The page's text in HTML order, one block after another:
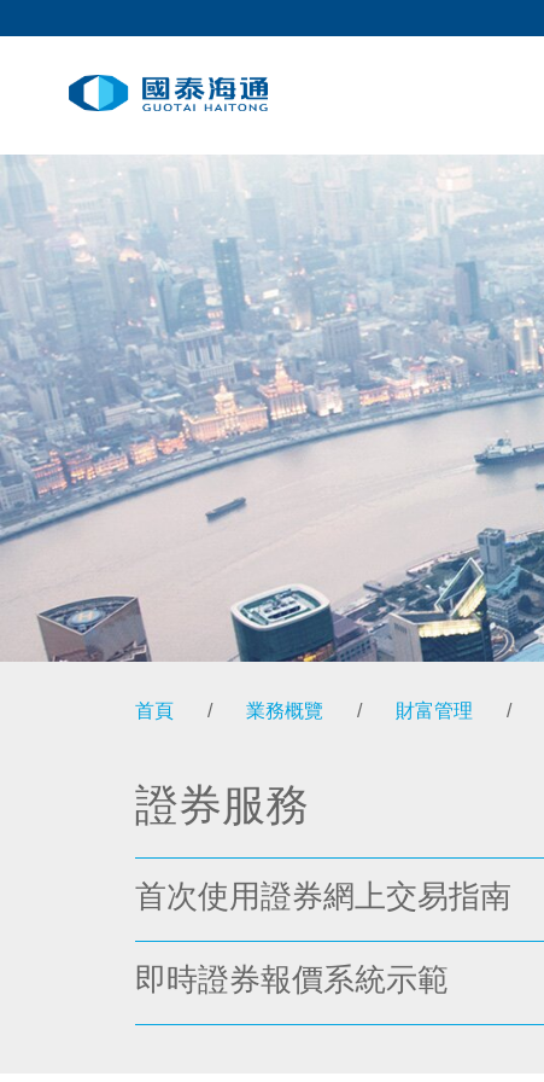
首頁 / 業務概覽 / 財富管理 /
證券服務
首次使用證券網上交易指南
即時證券報價系統示範